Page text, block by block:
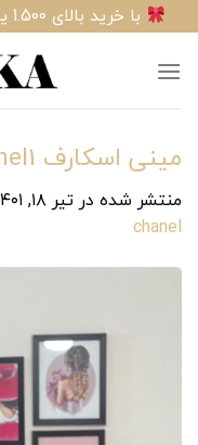
to
content
با خرید بالای 1.500 یک گیفت از پینیکا هدیه بگیرید
مینی اسکارف chanel‎‎1
منتشر شده درتیر ۱۸, ۱۴۰۱
chanel‎‎